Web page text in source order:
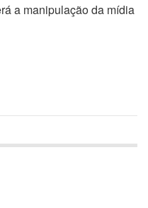
a manipulação da mídia